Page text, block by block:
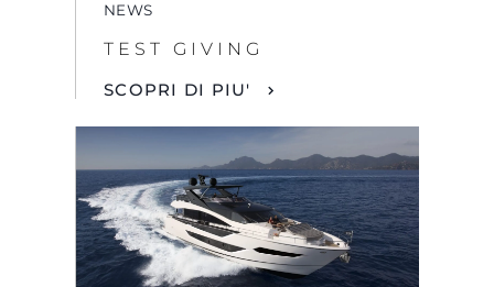
NEWS
TEST GIVING
SCOPRI DI PIU'